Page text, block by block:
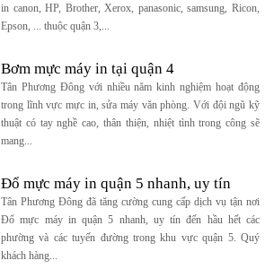
in canon, HP, Brother, Xerox, panasonic, samsung, Ricon,
Epson, ... thuộc quận 3,...
Bơm mực máy in tại quận 4
Tân Phương Đông với nhiều năm kinh nghiệm hoạt động
trong lĩnh vực mực in, sửa máy văn phòng. Với đội ngũ kỹ
thuật có tay nghề cao, thân thiện, nhiệt tình trong công sẽ
mang...
Đổ mực máy in quận 5 nhanh, uy tín
Tân Phương Đông đã tăng cường cung cấp dịch vụ tận nơi
Đổ mực máy in quận 5 nhanh, uy tín đến hầu hết các
phường và các tuyến đường trong khu vực quận 5. Quý
khách hàng...